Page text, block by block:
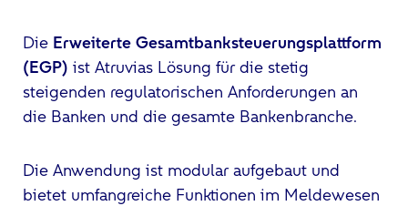
DieErweiterte Gesamtbanksteuerungsplattform
(EGP) ist Atruvias Lösung für die stetig
steigenden regulatorischen Anforderungen an
die Banken und die gesamte Bankenbranche.
Die Anwendung ist modular aufgebaut und
bietet umfangreiche Funktionen im Meldewesen